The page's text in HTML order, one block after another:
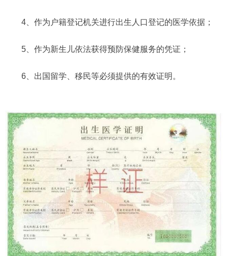
4、作为户籍登记机关进行出生人口登记的医学依据；
5、作为新生儿依法获得预防保健服务的凭证；
6、出国留学、移民等必须提供的有效证明。